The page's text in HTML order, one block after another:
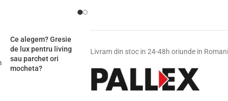
Ce alegem? Gresie
de lux pentru living
sau parchet ori
mocheta?
Livram din stoc in 24-48h oriunde in